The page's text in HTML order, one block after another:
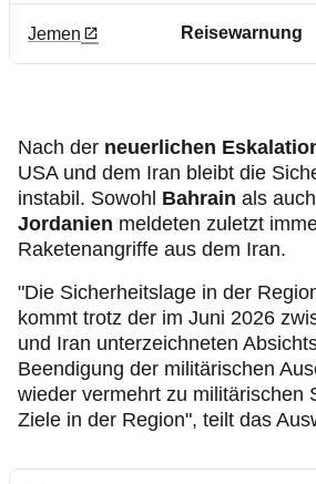
Jemen Reisewarnung
Nach der neuerlichen
USA und dem Iran bleibt die
instabil. Sowohl Bahrain als auch
Jordanien meldeten zuletzt
Raketenangriffe aus dem Iran.
"Die Sicherheitslage in der
kommt trotz der im Juni 2026
und Iran unterzeichneten
Beendigung der militärischen
wieder vermehrt zu militärischen
Ziele in der Region", teilt das